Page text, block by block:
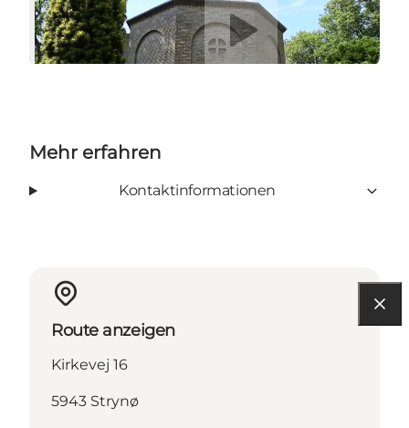
Mehr erfahren
Kontaktinformationen
Route anzeigen
Kirkevej 16
5943 Strynø